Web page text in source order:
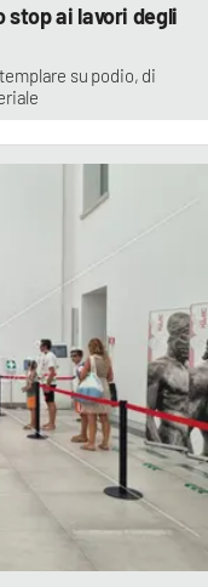
stop ai lavori degli
su podio, di